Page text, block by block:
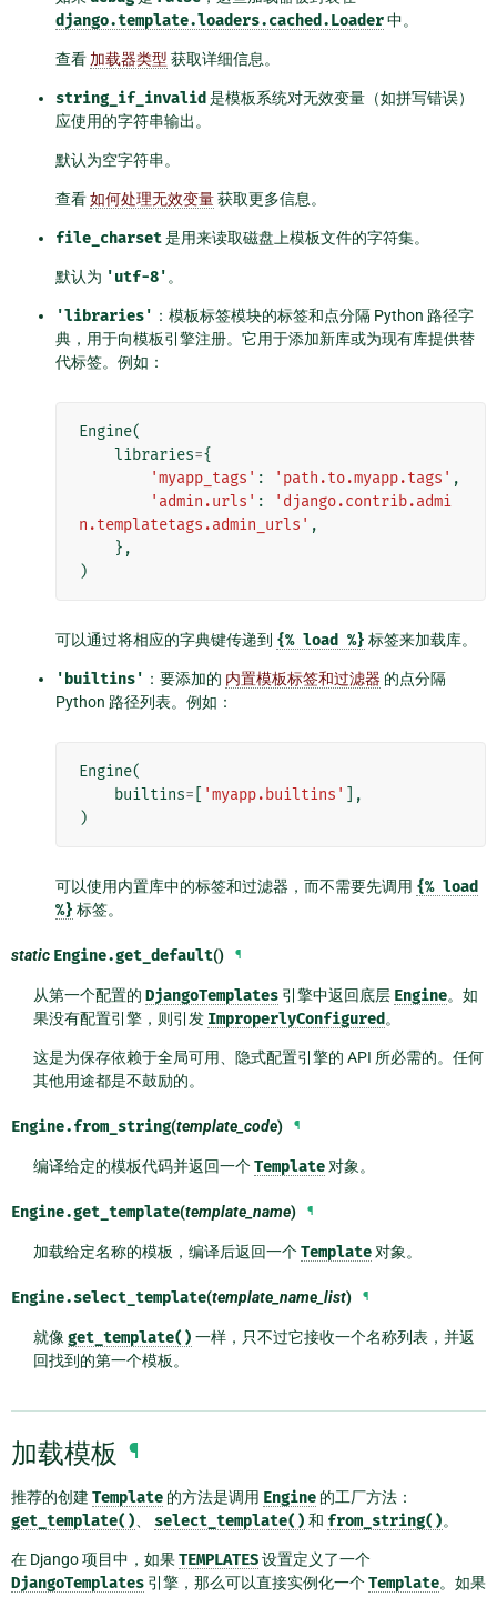
django.template.loaders.cached.Loader中。
查看 加载器类型 获取详细信息。
string_if_invalid 是模板系统对无效变量（如拼写错误）
应使用的字符串输出。
默认为空字符串。
查看如何处理无效变量获取更多信息。
file_charset是用来读取磁盘上模板文件的字符集。
默认为 'utf-8'。
'libraries' ：模板标签模块的标签和点分隔 Python 路径字
典，用于向模板引擎注册。它用于添加新库或为现有库提供替
代标签。例如：
Engine(
libraries={
'myapp_tags' : 'path.to.myapp.tags' ,
'admin.urls' :
'django.contrib.admi
n.templatetags.admin_urls' ,
},
)
可以通过将相应的字典键传递到 {% load %} 标签来加载库。
'builtins' ：要添加的 内置模板标签和过滤器 的点分隔
Python 路径列表。例如：
Engine(
builtins= 'myapp.builtins'
],
)
可以使用内置库中的标签和过滤器，而不需要先调用 {% load
%} 标签。
static Engine.get_default() ¶
从第一个配置的 DjangoTemplates引擎中返回底层 Engine。如
果没有配置引擎，则引发 ImproperlyConfigured。
这是为保存依赖于全局可用、隐式配置引擎的 API 所必需的。任何
其他用途都是不鼓励的。
Engine.from_string(template_code) ¶
编译给定的模板代码并返回一个Template对象。
Engine.get_template(template_name) ¶
加载给定名称的模板，编译后返回一个Template对象。
Engine.select_template(template_name_list) ¶
就像get_template() 一样，只不过它接收一个名称列表，并返
回找到的第一个模板。
加载模板 ¶
推荐的创建 Template 的方法是调用 Engine 的工厂方法：
get_template() select_template() 和 from_string()。
在 Django 项目中，如果TEMPLATES设置定义了一个
DjangoTemplates 引擎，那么可以直接实例化一个Template。如果